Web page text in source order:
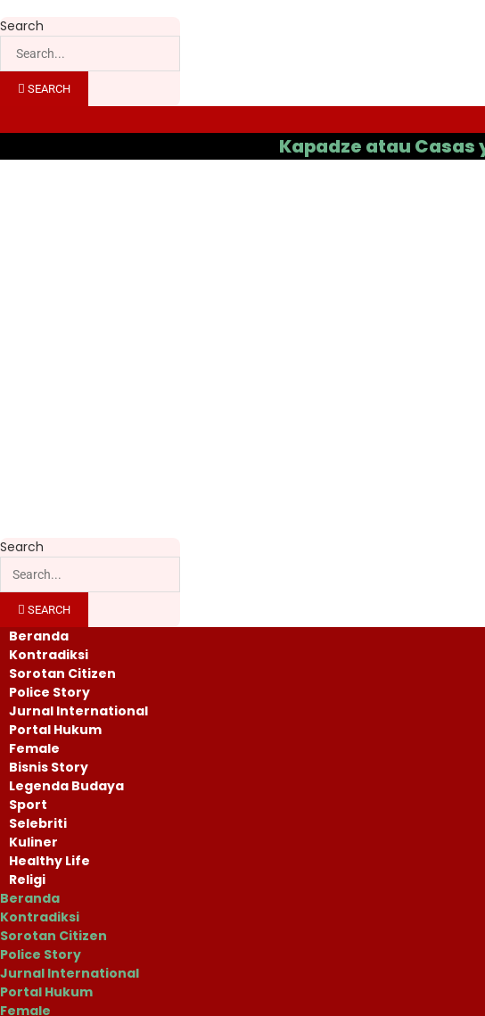
Search
SEARCH
Kapadze atau Casas yang
Search
SEARCH
Beranda
Kontradiksi
Sorotan Citizen
Police Story
Jurnal International
Portal Hukum
Female
Bisnis Story
Legenda Budaya
Sport
Selebriti
Kuliner
Healthy Life
Religi
Beranda
Kontradiksi
Sorotan Citizen
Police Story
Jurnal International
Portal Hukum
Female